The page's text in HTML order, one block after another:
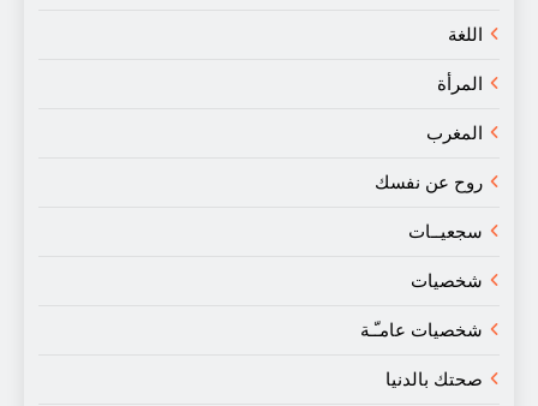
اللغة
المرأة
المغرب
روح عن نفسك
سجعيــات
شخصيات
شخصيات عامـّـة
صحتك بالدنيا